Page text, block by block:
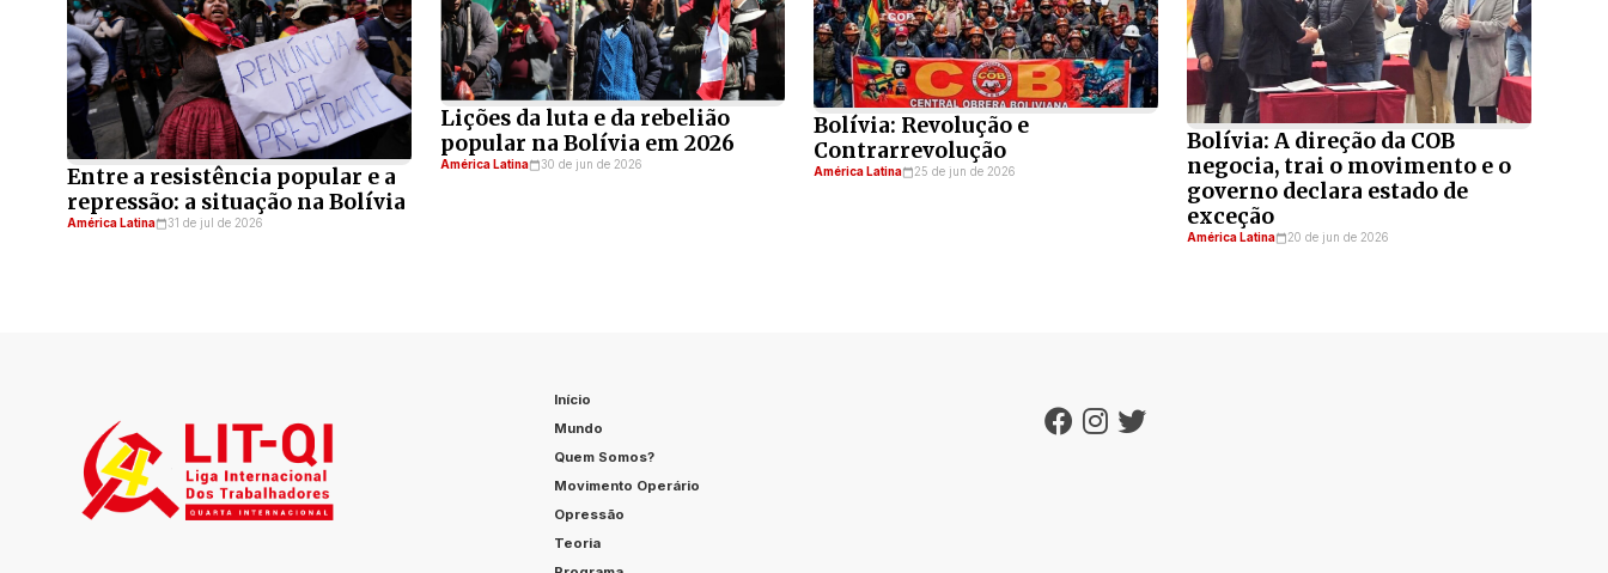
Entre a resistência popular e a
repressão: a situação na Bolívia
América Latina 31 de jul de 2026
Lições da luta e da rebelião
popular na Bolívia em 2026
América Latina 30 de jun de 2026
Bolívia: Revolução e
Contrarrevolução
América Latina 25 de jun de 2026
Bolívia: A direção da COB
negocia, trai o movimento e o
governo declara estado de
exceção
América Latina 20 de jun de 2026
Início
Mundo
Quem Somos?
Movimento Operário
Opressão
Teoria